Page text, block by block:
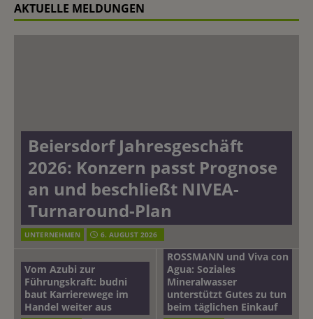
AKTUELLE MELDUNGEN
Beiersdorf Jahresgeschäft
2026: Konzern passt Prognose
an und beschließt NIVEA-
Turnaround-Plan
UNTERNEHMEN 6. AUGUST 2026
Vom Azubi zur
Führungskraft: budni
baut Karrierewege im
Handel weiter aus
ROSSMANN und Viva con
Agua: Soziales
Mineralwasser
unterstützt Gutes zu tun
beim täglichen Einkauf